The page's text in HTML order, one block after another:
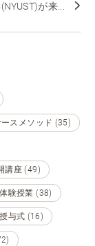
が来...
スメソッド (35)
講座 (49)
験授業 (38)
与式 (16)